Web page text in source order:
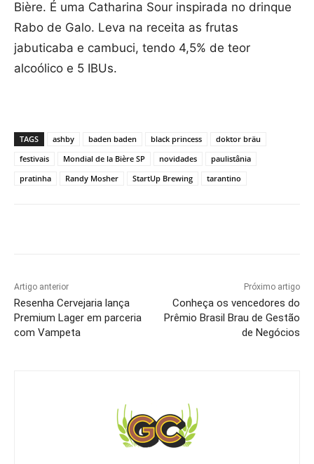
Bière. É uma Catharina Sour inspirada no drinque
Rabo de Galo. Leva na receita as frutas
jabuticaba e cambuci, tendo 4,5% de teor
alcoólico e 5 IBUs.
TAGS ashby baden baden black princess
doktor bräu
festivais
Mondial de la Bière SP novidades
paulistânia
pratinha
Randy Mosher StartUp Brewing tarantino
Artigo anterior
Resenha Cervejaria lança
Premium Lager em parceria
com Vampeta
Próximo artigo
Conheça os vencedores do
Prêmio Brasil Brau de Gestão
de Negócios